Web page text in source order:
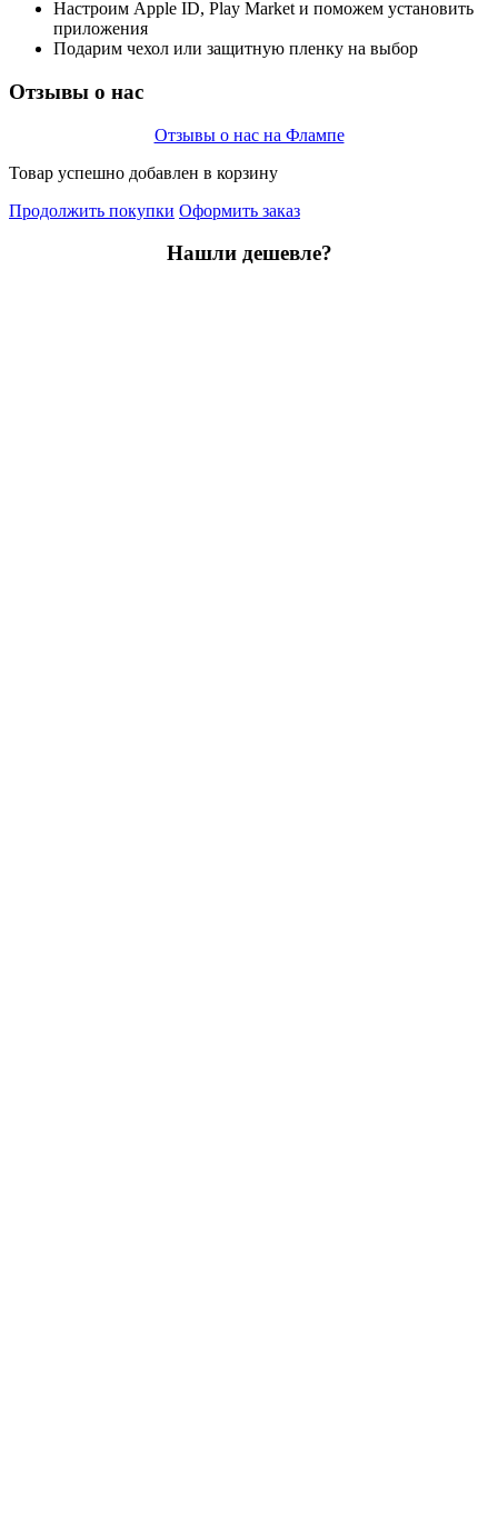
Настроим Apple ID, Play Market и поможем установить
приложения
Подарим чехол или защитную пленку на выбор
Отзывы о нас
Отзывы о нас на Флампе
Товар успешно добавлен в корзину
Продолжить покупки Оформить заказ
Нашли дешевле?